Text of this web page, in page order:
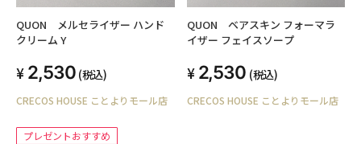
QUON メルセライザー ハンド
クリーム Y
2,530 (税込)
CRECOS HOUSE ことよりモール店
プレゼントおすすめ
QUON ベアスキン フォーマラ
イザー フェイスソープ
2,530 (税込)
CRECOS HOUSE ことよりモール店